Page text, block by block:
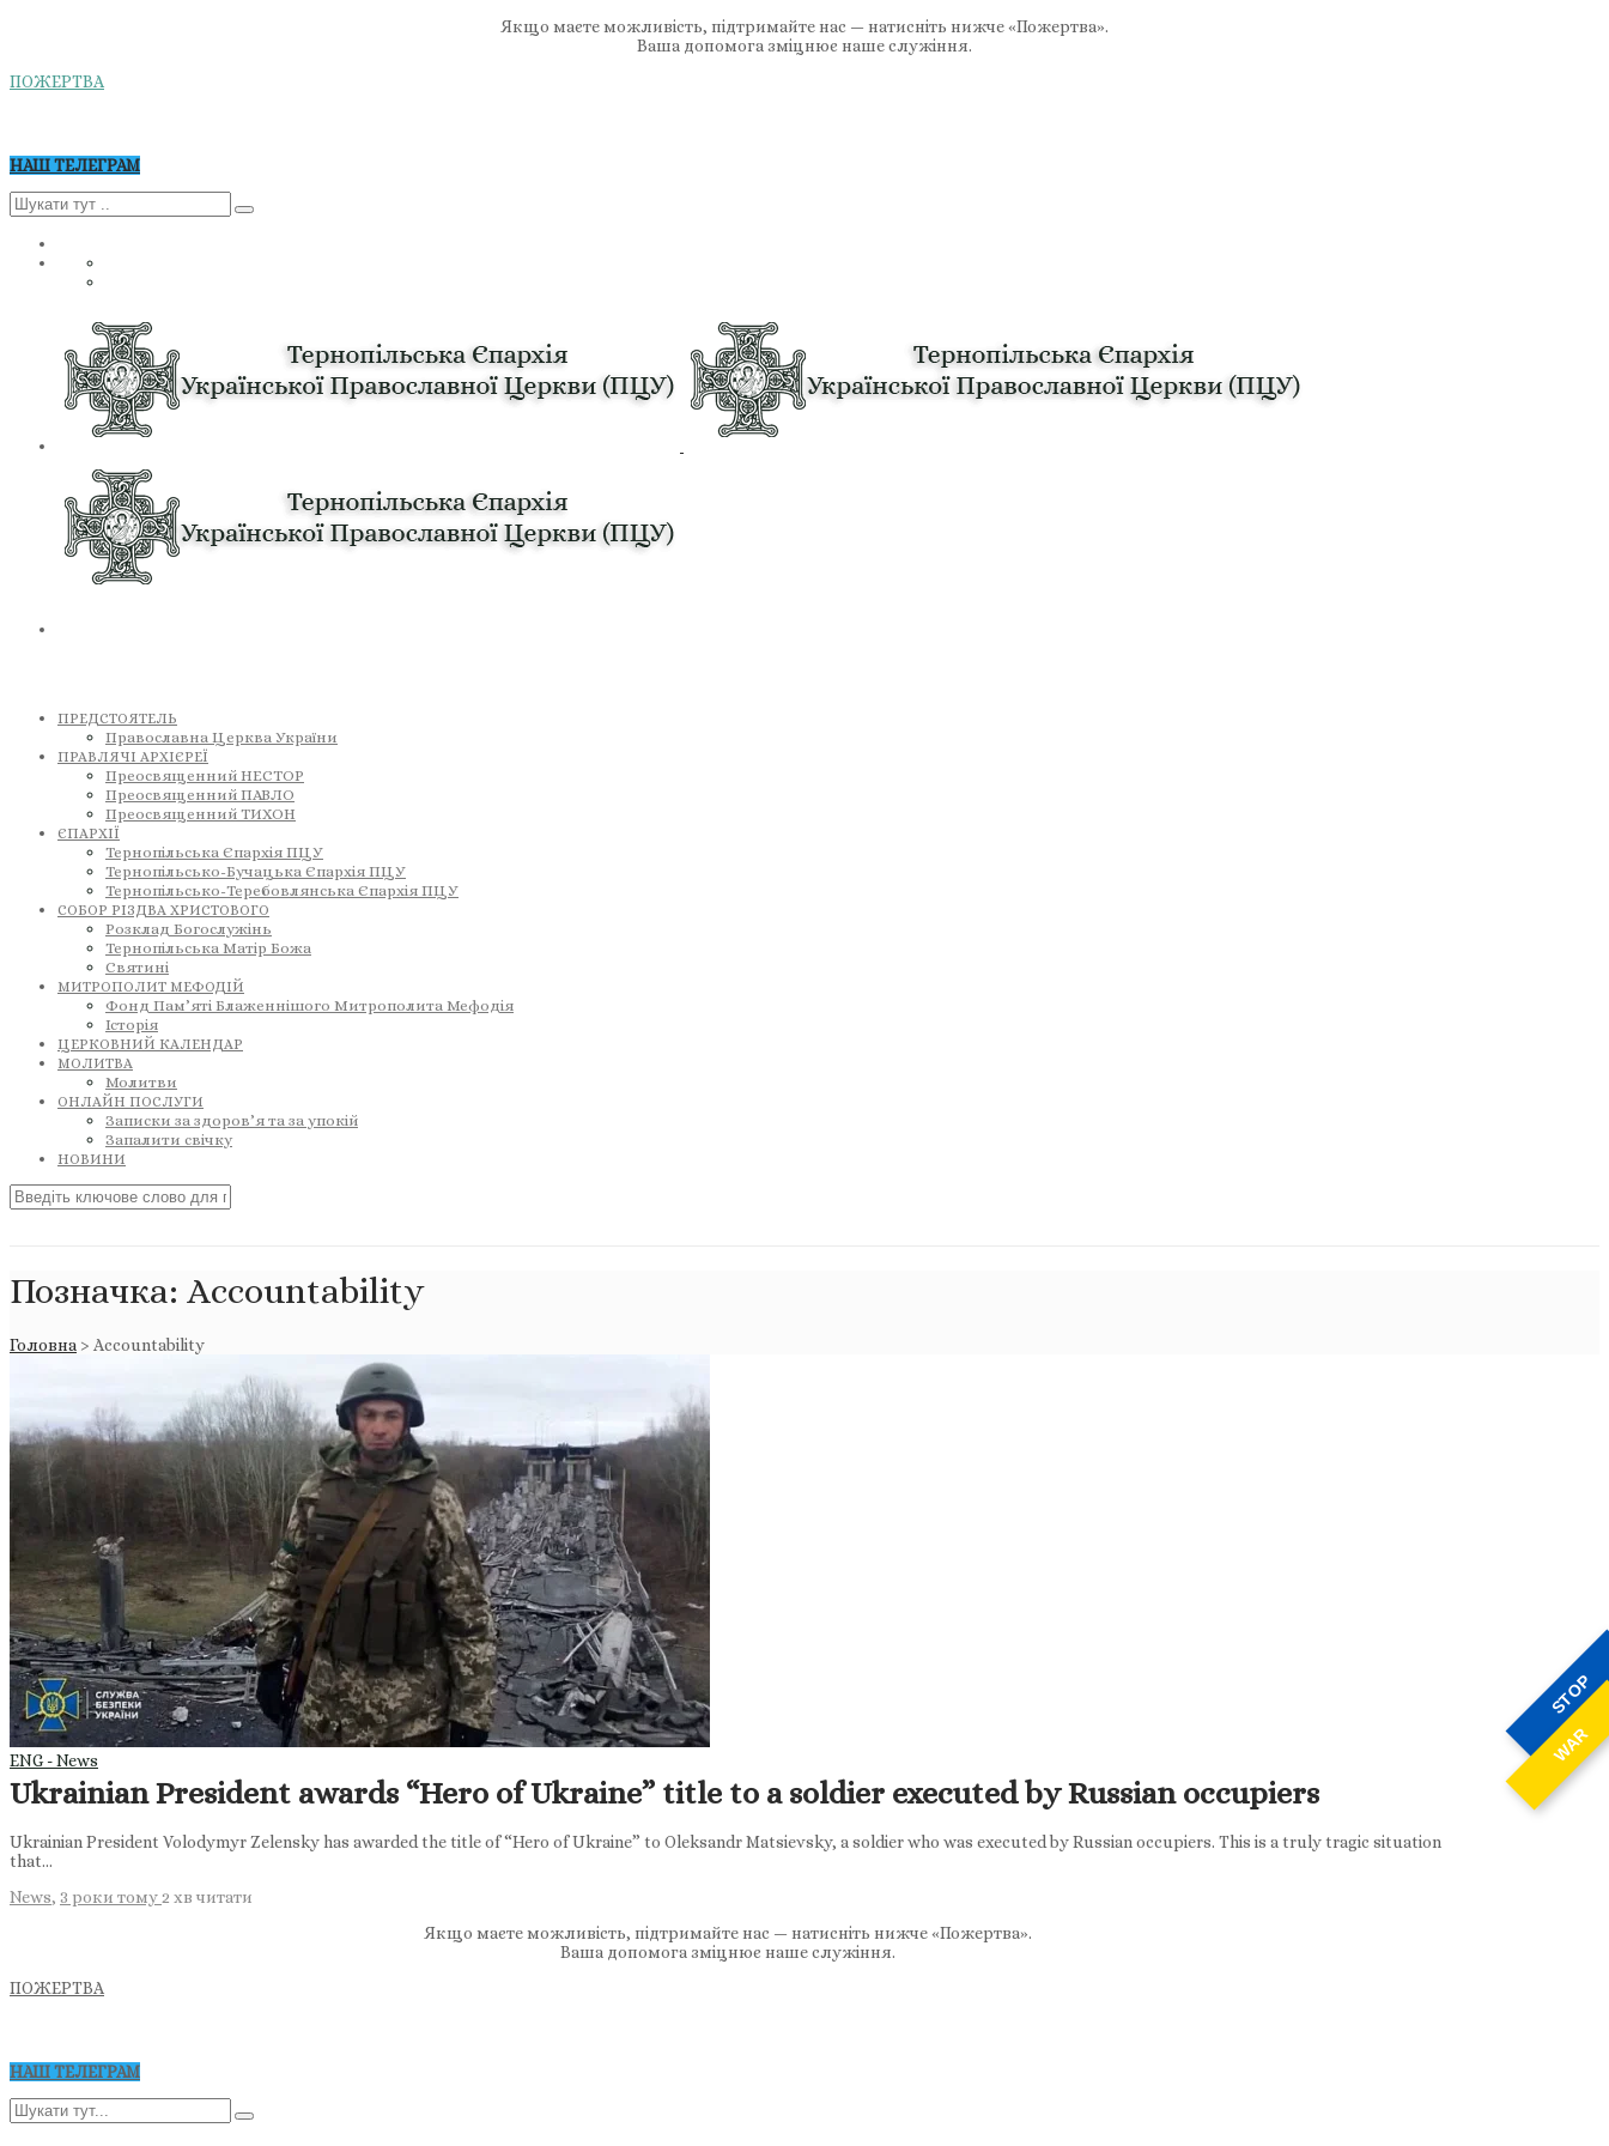
STOP
WAR
Якщо маєте можливість, підтримайте нас — натисніть нижче «Пожертва».
Ваша допомога зміцнює наше служіння.
ПОЖЕРТВА
НАШ ТЕЛЕГРАМ
ПРЕДСТОЯТЕЛЬ
Православна Церква України
ПРАВЛЯЧІ АРХІЄРЕЇ
Преосвященний НЕСТОР
Преосвященний ПАВЛО
Преосвященний ТИХОН
ЄПАРХІЇ
Тернопільська Єпархія ПЦУ
Тернопільсько-Бучацька Єпархія ПЦУ
Тернопільсько-Теребовлянська Єпархія ПЦУ
СОБОР РІЗДВА ХРИСТОВОГО
Розклад Богослужінь
Тернопільська Матір Божа
Святині
МИТРОПОЛИТ МЕФОДІЙ
Фонд Пам’яті Блаженнішого Митрополита Мефодія
Історія
ЦЕРКОВНИЙ КАЛЕНДАР
МОЛИТВА
Молитви
ОНЛАЙН ПОСЛУГИ
Записки за здоров’я та за упокій
Запалити свічку
НОВИНИ
Позначка: Accountability
Головна > Accountability
ENG - News
Ukrainian President awards “Hero of Ukraine” title to a soldier executed by Russian occupiers
Ukrainian President Volodymyr Zelensky has awarded the title of “Hero of Ukraine” to Oleksandr Matsievsky, a soldier who was executed by Russian occupiers. This is a truly tragic situation
that…
News, 3 роки тому 2 хв читати
Якщо маєте можливість, підтримайте нас — натисніть нижче «Пожертва».
Ваша допомога зміцнює наше служіння.
ПОЖЕРТВА
НАШ ТЕЛЕГРАМ